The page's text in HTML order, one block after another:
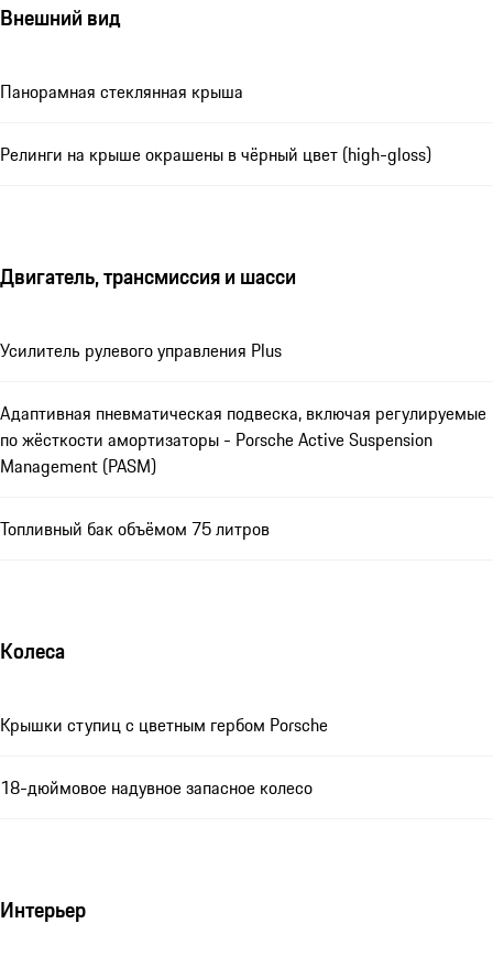
Внешний вид
Панорамная стеклянная крыша
Релинги на крыше окрашены в чёрный цвет (high-gloss)
Двигатель, трансмиссия и шасси
Усилитель рулевого управления Plus
Адаптивная пневматическая подвеска, включая регулируемые
по жёсткости амортизаторы - Porsche Active Suspension
Management (PASM)
Топливный бак объёмом 75 литров
Колеса
Крышки ступиц с цветным гербом Porsche
18-дюймовое надувное запасное колесо
Интерьер